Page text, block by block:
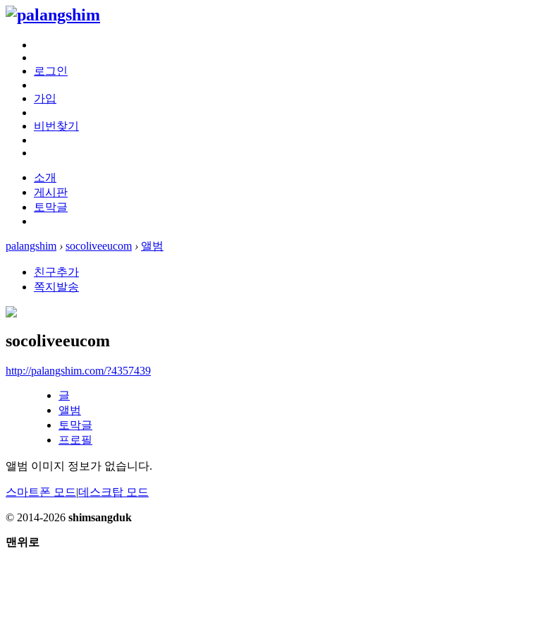
로그인
가입
비번찾기
소개
게시판
토막글
palangshim › socoliveeucom › 앨범
친구추가
쪽지발송
socoliveeucom
http://palangshim.com/?4357439
글
앨범
토막글
프로필
앨범 이미지 정보가 없습니다.
스마트폰 모드|데스크탑 모드
© 2014-2026 shimsangduk
맨위로